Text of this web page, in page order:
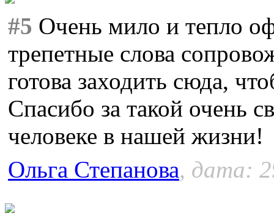
#5 Очень мило и тепло
трепетные слова
готова заходить сюда,
Спасибо за такой очень
человеке в нашей жизни!
Ольга Степанова, дата: